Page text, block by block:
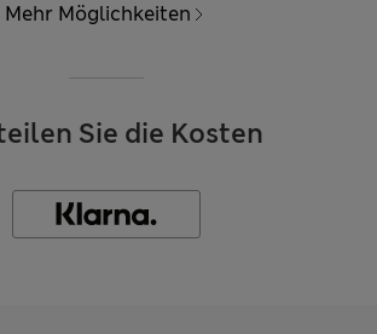
Mehr Möglichkeiten
Sie die Kosten